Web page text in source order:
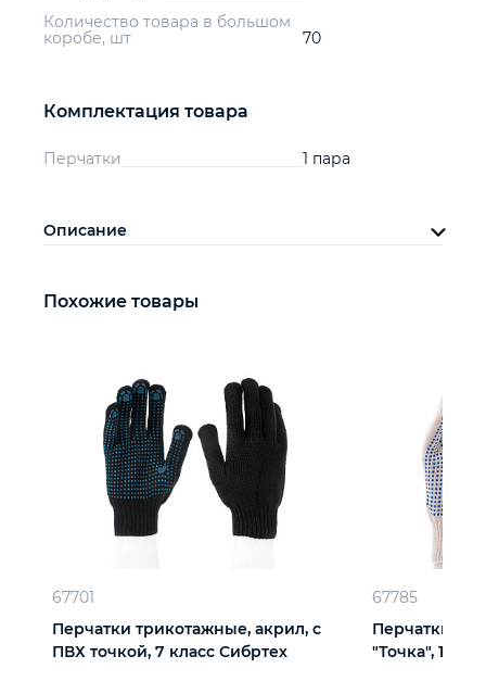
Количество товара в большом
коробе, шт
70
Комплектация товара
Перчатки 1 пара
Описание
Похожие товары
67701
Перчатки трикотажные, акрил, с
ПВХ точкой, 7 класс Сибртех
67785
Перчатки х/
"Точка", 10